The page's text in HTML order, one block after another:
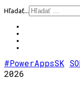
Hľadať...
#PowerAppsSK
2026